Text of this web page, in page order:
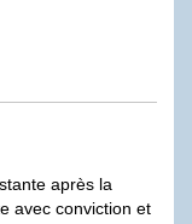
après la
avec conviction et